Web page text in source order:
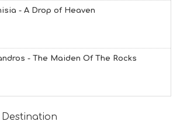
- A Drop of Heaven
- The Maiden Of The Rocks